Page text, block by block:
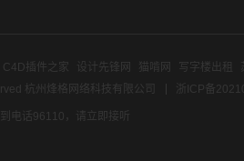
C4D插件之家 设计先锋网 猫啃网 写字楼出租
杭州烽格网络科技有限公司
浙ICP备
电话96110，请立即接听